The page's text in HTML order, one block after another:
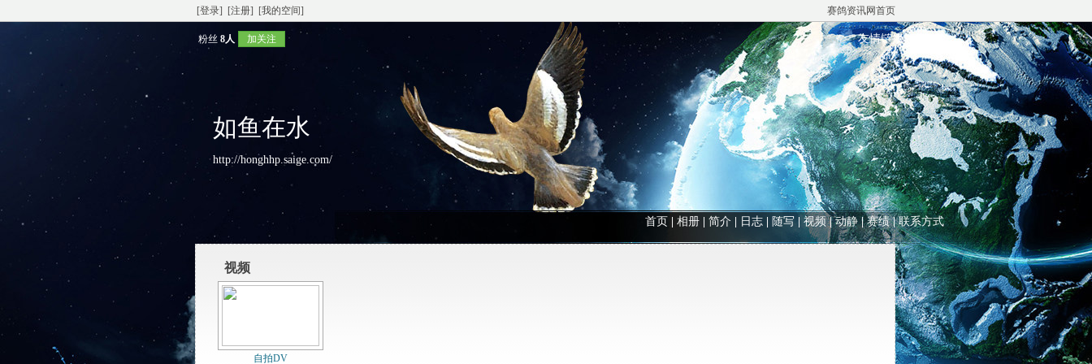
[登录] [注册] [我的空间] 赛鸽资讯网首页
粉丝 8人 加关注 友情链接
如鱼在水
http://honghhp.saige.com/
首页 相册 简介 日志 随写 视频|动静|赛绩|联系方式
视频
自拍DV